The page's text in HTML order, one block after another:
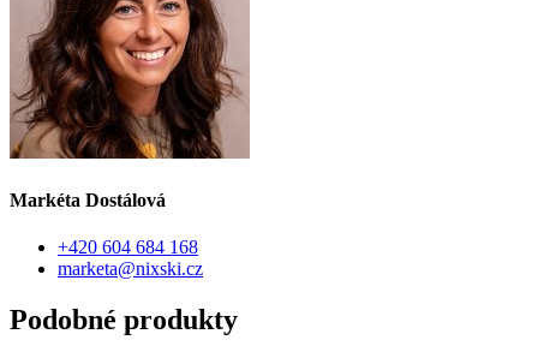
Markéta Dostálová
+420 604 684 168
marketa@nixski.cz
Podobné produkty